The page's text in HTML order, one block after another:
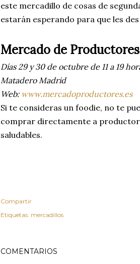
este mercadillo de cosas de
estarán esperando para que les
Mercado de Productores
Días 29 y 30 de octubre de 11 a 19
Matadero Madrid
Web: www.mercadoproductores.es
Si te consideras un foodie, no te
comprar directamente a
saludables.
Compartir
Etiquetas: mercadillos
COMENTARIOS